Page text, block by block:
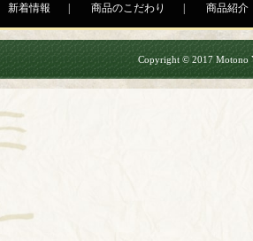
新着情報 商品のこだわり 商品紹介
Copyright © 2017 Motono